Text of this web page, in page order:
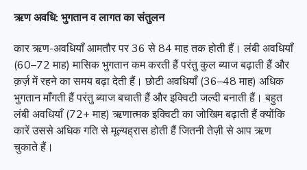
ऋण अवधि: भुगतान व लागत का संतुलन
कार ऋण-अवधियाँ आमतौर पर 36 से 84 माह तक होती हैं। लंबी अवधियाँ
(60–72 माह) मासिक भुगतान कम करती हैं परंतु कुल ब्याज बढ़ाती हैं और
क़र्ज़ में रहने का समय बढ़ा देती हैं। छोटी अवधियाँ (36–48 माह) अधिक
भुगतान माँगती हैं परंतु ब्याज बचाती हैं और इक्विटी जल्दी बनाती हैं। बहुत
लंबी अवधियाँ (72+ माह) ऋणात्मक इक्विटी का जोखिम बढ़ाती हैं क्योंकि
कारें उससे अधिक गति से मूल्यह्रास होती हैं जितनी तेज़ी से आप ऋण
चुकाते हैं।